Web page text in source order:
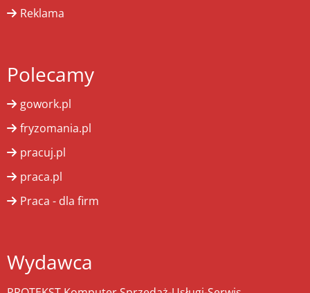
Reklama
Polecamy
gowork.pl
fryzomania.pl
pracuj.pl
praca.pl
Praca - dla firm
Wydawca